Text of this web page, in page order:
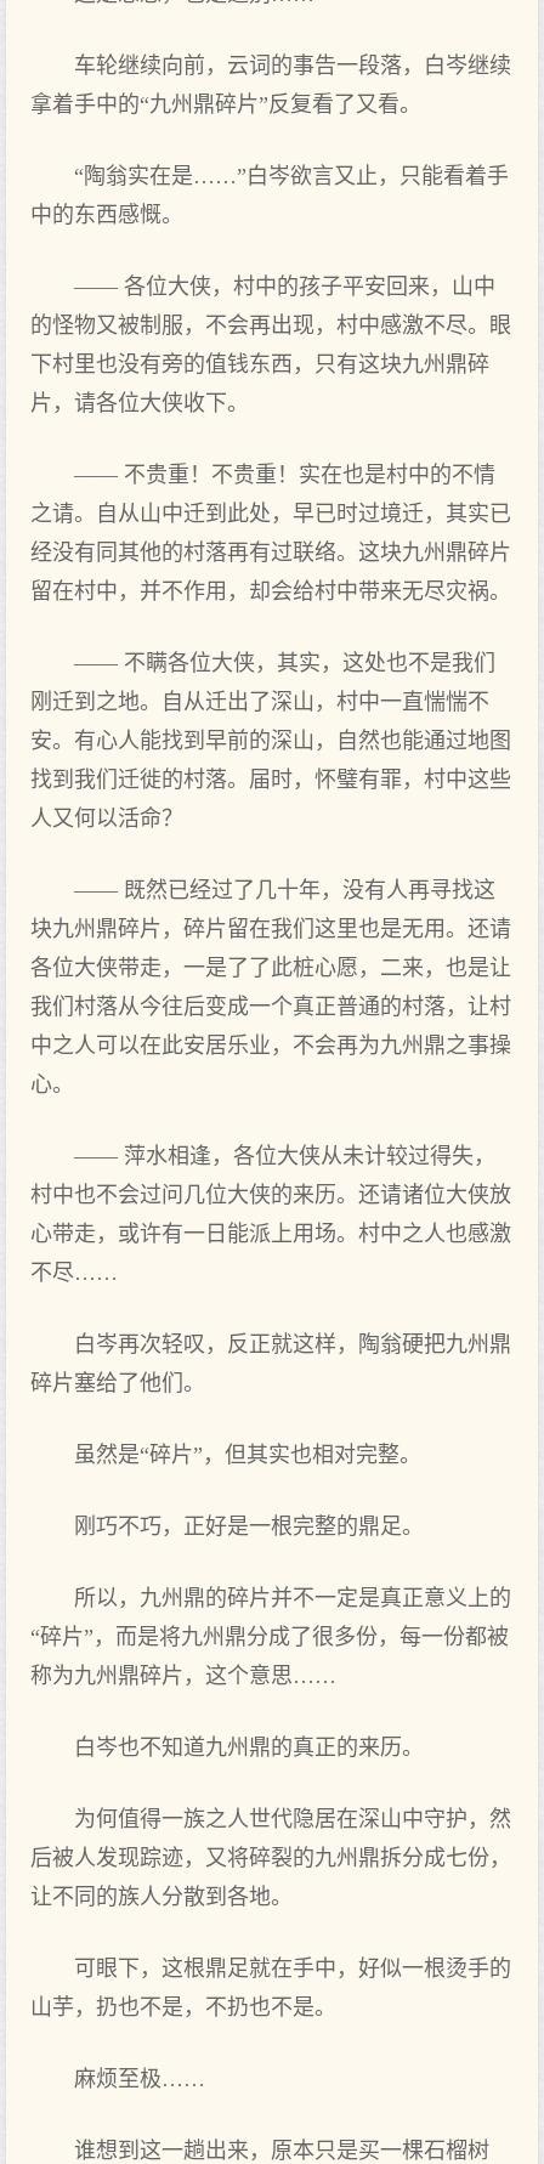
车轮继续向前，云词的事告一段落，白岑继续
拿着手中的“九州鼎碎片”反复看了又看。
“陶翁实在是……”白岑欲言又止，只能看着手
中的东西感慨。
—— 各位大侠，村中的孩子平安回来，山中
的怪物又被制服，不会再出现，村中感激不尽。眼
下村里也没有旁的值钱东西，只有这块九州鼎碎
片，请各位大侠收下。
—— 不贵重！不贵重！实在也是村中的不情
之请。自从山中迁到此处，早已时过境迁，其实已
经没有同其他的村落再有过联络。这块九州鼎碎片
留在村中，并不作用，却会给村中带来无尽灾祸。
—— 不瞒各位大侠，其实，这处也不是我们
刚迁到之地。自从迁出了深山，村中一直惴惴不
安。有心人能找到早前的深山，自然也能通过地图
找到我们迁徙的村落。届时，怀璧有罪，村中这些
人又何以活命？
—— 既然已经过了几十年，没有人再寻找这
块九州鼎碎片，碎片留在我们这里也是无用。还请
各位大侠带走，一是了了此桩心愿，二来，也是让
我们村落从今往后变成一个真正普通的村落，让村
中之人可以在此安居乐业，不会再为九州鼎之事操
心。
—— 萍水相逢，各位大侠从未计较过得失，
村中也不会过问几位大侠的来历。还请诸位大侠放
心带走，或许有一日能派上用场。村中之人也感激
不尽……
白岑再次轻叹，反正就这样，陶翁硬把九州鼎
碎片塞给了他们。
虽然是“碎片”，但其实也相对完整。
刚巧不巧，正好是一根完整的鼎足。
所以，九州鼎的碎片并不一定是真正意义上的
“碎片”，而是将九州鼎分成了很多份，每一份都被
称为九州鼎碎片，这个意思……
白岑也不知道九州鼎的真正的来历。
为何值得一族之人世代隐居在深山中守护，然
后被人发现踪迹，又将碎裂的九州鼎拆分成七份，
让不同的族人分散到各地。
可眼下，这根鼎足就在手中，好似一根烫手的
山芋，扔也不是，不扔也不是。
麻烦至极……
谁想到这一趟出来，原本只是买一棵石榴树